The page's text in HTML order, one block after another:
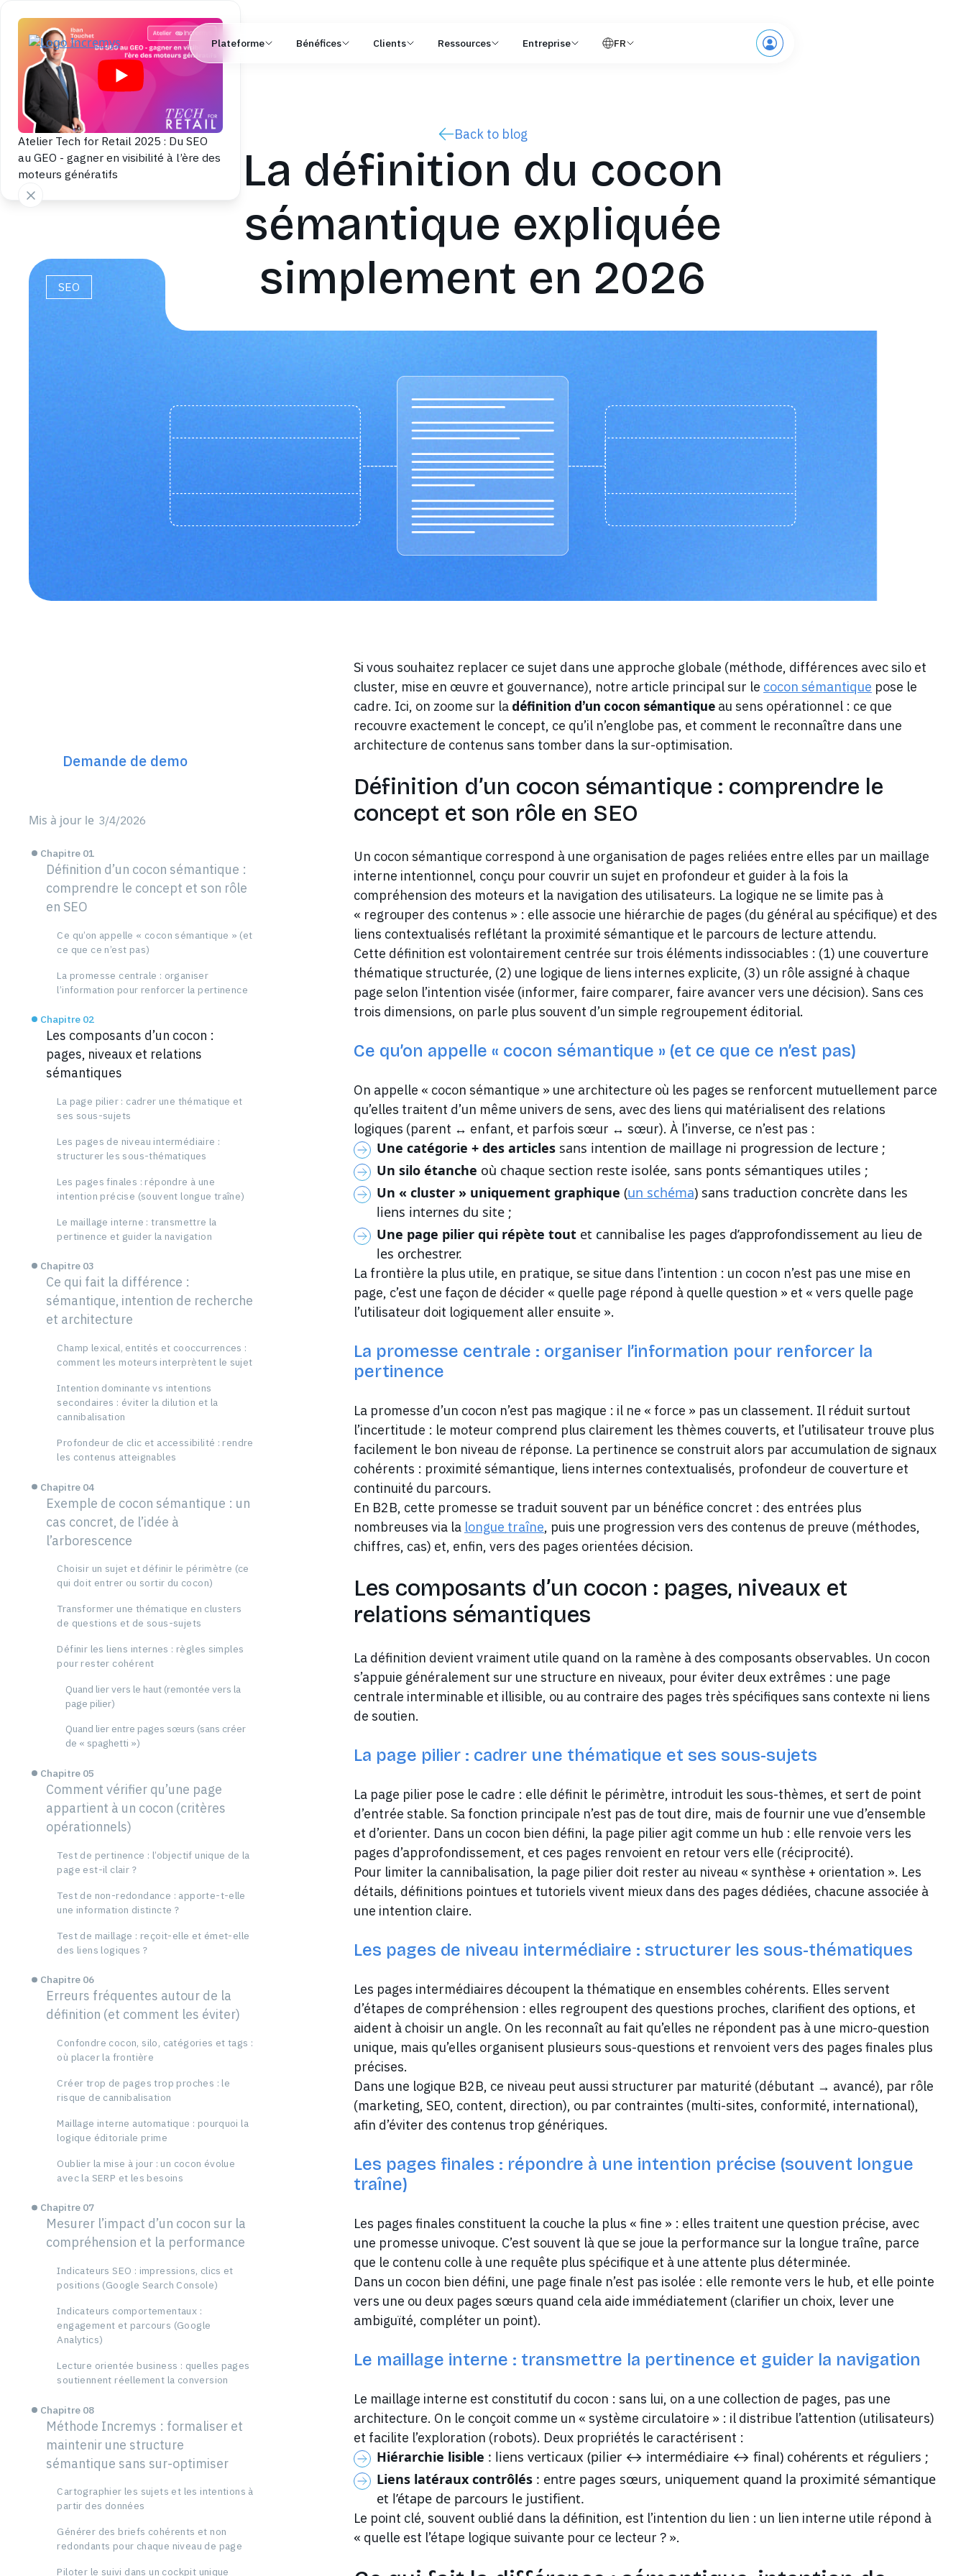
Plateforme Bénéfices Clients Ressources Entreprise FR
Atelier Tech for Retail 2025 : Du SEO
au GEO - gagner en visibilité à l’ère des
moteurs génératifs
Back to blog
La définition du cocon
sémantique expliquée
simplement en 2026
SEO
Demande de demo
Mis à jour le 3/4/2026
Chapitre 01
Définition d’un cocon sémantique :
comprendre le concept et son rôle
en SEO
Ce qu’on appelle « cocon sémantique » (et
ce que ce n’est pas)
La promesse centrale : organiser
l’information pour renforcer la pertinence
Chapitre 02
Les composants d’un cocon :
pages, niveaux et relations
sémantiques
La page pilier : cadrer une thématique et
ses sous-sujets
Les pages de niveau intermédiaire :
structurer les sous-thématiques
Les pages finales : répondre à une
intention précise (souvent longue traîne)
Le maillage interne : transmettre la
pertinence et guider la navigation
Chapitre 03
Ce qui fait la différence :
sémantique, intention de recherche
et architecture
Champ lexical, entités et cooccurrences :
comment les moteurs interprètent le sujet
Intention dominante vs intentions
secondaires : éviter la dilution et la
cannibalisation
Profondeur de clic et accessibilité : rendre
les contenus atteignables
Chapitre 04
Exemple de cocon sémantique : un
cas concret, de l’idée à
l’arborescence
Choisir un sujet et définir le périmètre (ce
qui doit entrer ou sortir du cocon)
Transformer une thématique en clusters
de questions et de sous-sujets
Définir les liens internes : règles simples
pour rester cohérent
Quand lier vers le haut (remontée vers la
page pilier)
Quand lier entre pages sœurs (sans créer
de « spaghetti »)
Chapitre 05
Comment vérifier qu’une page
appartient à un cocon (critères
opérationnels)
Test de pertinence : l’objectif unique de la
page est-il clair ?
Test de non-redondance : apporte-t-elle
une information distincte ?
Test de maillage : reçoit-elle et émet-elle
des liens logiques ?
Chapitre 06
Erreurs fréquentes autour de la
définition (et comment les éviter)
Confondre cocon, silo, catégories et tags :
où placer la frontière
Créer trop de pages trop proches : le
risque de cannibalisation
Maillage interne automatique : pourquoi la
logique éditoriale prime
Oublier la mise à jour : un cocon évolue
avec la SERP et les besoins
Chapitre 07
Mesurer l’impact d’un cocon sur la
compréhension et la performance
Indicateurs SEO : impressions, clics et
positions (Google Search Console)
Indicateurs comportementaux :
engagement et parcours (Google
Analytics)
Lecture orientée business : quelles pages
soutiennent réellement la conversion
Chapitre 08
Méthode Incremys : formaliser et
maintenir une structure
sémantique sans sur-optimiser
Cartographier les sujets et les intentions à
partir des données
Générer des briefs cohérents et non
redondants pour chaque niveau de page
Piloter le suivi dans un cockpit unique
Si vous souhaitez replacer ce sujet dans une approche globale (méthode, différences avec silo et
cluster, mise en œuvre et gouvernance), notre article principal sur le cocon sémantique pose le
cadre. Ici, on zoome sur la définition d’un cocon sémantiqueau sens opérationnel : ce que
recouvre exactement le concept, ce qu’il n’englobe pas, et comment le reconnaître dans une
architecture de contenus sans tomber dans la sur-optimisation.
Définition d’un cocon sémantique : comprendre le
concept et son rôle en SEO
Un cocon sémantique correspond à une organisation de pages reliées entre elles par un maillage
interne intentionnel, conçu pour couvrir un sujet en profondeur et guider à la fois la
compréhension des moteurs et la navigation des utilisateurs. La logique ne se limite pas à
« regrouper des contenus » : elle associe une hiérarchie de pages (du général au spécifique) et des
liens contextualisés reflétant la proximité sémantique et le parcours de lecture attendu.
Cette définition est volontairement centrée sur trois éléments indissociables : (1) une couverture
thématique structurée, (2) une logique de liens internes explicite, (3) un rôle assigné à chaque
page selon l’intention visée (informer, faire comparer, faire avancer vers une décision). Sans ces
trois dimensions, on parle plus souvent d’un simple regroupement éditorial.
Ce qu’on appelle « cocon sémantique » (et ce que ce n’est pas)
On appelle « cocon sémantique » une architecture où les pages se renforcent mutuellement parce
qu’elles traitent d’un même univers de sens, avec des liens qui matérialisent des relations
logiques (parent ↔ enfant, et parfois sœur ↔ sœur). À l’inverse, ce n’est pas :
Une catégorie + des articlessans intention de maillage ni progression de lecture ;
Un silo étanche où chaque section reste isolée, sans ponts sémantiques utiles ;
Un « cluster » uniquement graphique (un schéma) sans traduction concrète dans les
liens internes du site ;
Une page pilier qui répète toutet cannibalise les pages d’approfondissement au lieu de
les orchestrer.
La frontière la plus utile, en pratique, se situe dans l’intention : un cocon n’est pas une mise en
page, c’est une façon de décider « quelle page répond à quelle question » et « vers quelle page
l’utilisateur doit logiquement aller ensuite ».
La promesse centrale : organiser l’information pour renforcer la
pertinence
La promesse d’un cocon n’est pas magique : il ne « force » pas un classement. Il réduit surtout
l’incertitude : le moteur comprend plus clairement les thèmes couverts, et l’utilisateur trouve plus
facilement le bon niveau de réponse. La pertinence se construit alors par accumulation de signaux
cohérents : proximité sémantique, liens internes contextualisés, profondeur de couverture et
continuité du parcours.
En B2B, cette promesse se traduit souvent par un bénéfice concret : des entrées plus
nombreuses via la longue traîne, puis une progression vers des contenus de preuve (méthodes,
chiffres, cas) et, enfin, vers des pages orientées décision.
Les composants d’un cocon : pages, niveaux et
relations sémantiques
La définition devient vraiment utile quand on la ramène à des composants observables. Un cocon
s’appuie généralement sur une structure en niveaux, pour éviter deux extrêmes : une page
centrale interminable et illisible, ou au contraire des pages très spécifiques sans contexte ni liens
de soutien.
La page pilier : cadrer une thématique et ses sous-sujets
La page pilier pose le cadre : elle définit le périmètre, introduit les sous-thèmes, et sert de point
d’entrée stable. Sa fonction principale n’est pas de tout dire, mais de fournir une vue d’ensemble
et d’orienter. Dans un cocon bien défini, la page pilier agit comme un hub : elle renvoie vers les
pages d’approfondissement, et ces pages renvoient en retour vers elle (réciprocité).
Pour limiter la cannibalisation, la page pilier doit rester au niveau « synthèse + orientation ». Les
détails, définitions pointues et tutoriels vivent mieux dans des pages dédiées, chacune associée à
une intention claire.
Les pages de niveau intermédiaire : structurer les sous-thématiques
Les pages intermédiaires découpent la thématique en ensembles cohérents. Elles servent
d’étapes de compréhension : elles regroupent des questions proches, clarifient des options, et
aident à choisir un angle. On les reconnaît au fait qu’elles ne répondent pas à une micro-question
unique, mais qu’elles organisent plusieurs sous-questions et renvoient vers des pages finales plus
précises.
Dans une logique B2B, ce niveau peut aussi structurer par maturité (débutant → avancé), par rôle
(marketing, SEO, content, direction), ou par contraintes (multi-sites, conformité, international),
afin d’éviter des contenus trop génériques.
Les pages finales : répondre à une intention précise (souvent longue
traîne)
Les pages finales constituent la couche la plus « fine » : elles traitent une question précise, avec
une promesse univoque. C’est souvent là que se joue la performance sur la longue traîne, parce
que le contenu colle à une requête plus spécifique et à une attente plus déterminée.
Dans un cocon bien défini, une page finale n’est pas isolée : elle remonte vers le hub, et elle pointe
vers une ou deux pages sœurs quand cela aide immédiatement (clarifier un choix, lever une
ambiguïté, compléter un point).
Le maillage interne : transmettre la pertinence et guider la navigation
Le maillage interne est constitutif du cocon : sans lui, on a une collection de pages, pas une
architecture. On le conçoit comme un « système circulatoire » : il distribue l’attention (utilisateurs)
et facilite l’exploration (robots). Deux propriétés le caractérisent :
Hiérarchie lisible : liens verticaux (pilier ↔ intermédiaire ↔ final) cohérents et réguliers ;
Liens latéraux contrôlés: entre pages sœurs, uniquement quand la proximité sémantique
et l’étape de parcours le justifient.
Le point clé, souvent oublié dans la définition, est l’intention du lien : un lien interne utile répond à
« quelle est l’étape logique suivante pour ce lecteur ? ».